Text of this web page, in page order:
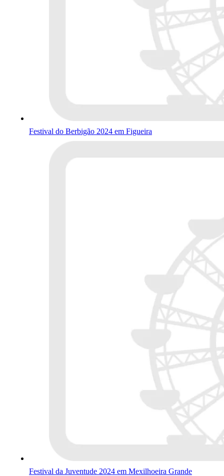
Festival do Berbigão 2024 em Figueira
Festival da Juventude 2024 em Mexilhoeira Grande